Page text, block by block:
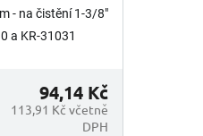
- na čistění 1-3/8"
a KR-31031
113,91 Kč včetně
DPH
94,14 Kč